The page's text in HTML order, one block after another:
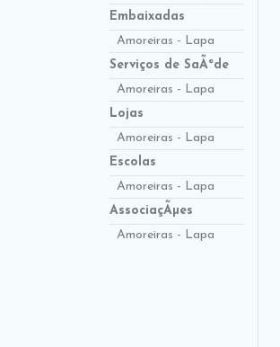
Embaixadas
Amoreiras - Lapa
Serviços de SaÃºde
Amoreiras - Lapa
Lojas
Amoreiras - Lapa
Escolas
Amoreiras - Lapa
AssociaçÃµes
Amoreiras - Lapa